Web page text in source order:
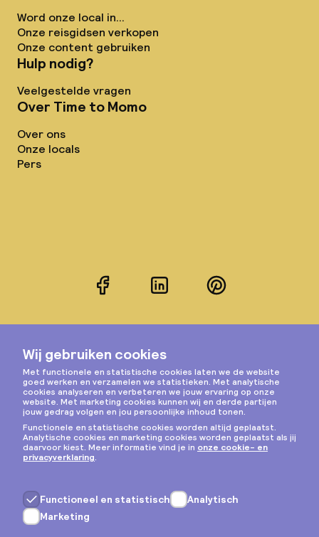
Word onze local in...
Onze reisgidsen verkopen
Onze content gebruiken
Hulp nodig?
Veelgestelde vragen
Over Time to Momo
Over ons
Onze locals
Pers
FacebookLinkedInPinterest
Instagram
Privacy & cookies
Algemene voorwaarden